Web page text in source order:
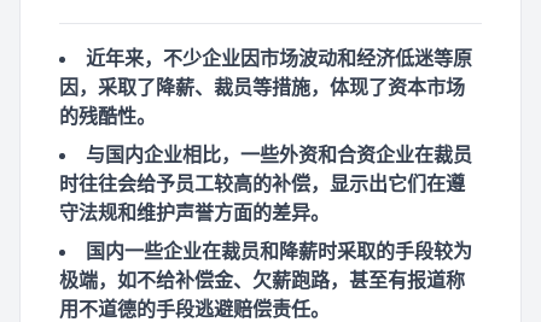
近年来，不少企业因市场波动和经济低迷等原
因，采取了降薪、裁员等措施，体现了资本市场
的残酷性。
与国内企业相比，一些外资和合资企业在裁员
时往往会给予员工较高的补偿，显示出它们在遵
守法规和维护声誉方面的差异。
国内一些企业在裁员和降薪时采取的手段较为
极端，如不给补偿金、欠薪跑路，甚至有报道称
用不道德的手段逃避赔偿责任。